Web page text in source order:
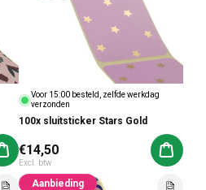
Aan winkelwagen toevoegen
Voor 15:00 besteld, zelfde werkdag
verzonden
100x sluitsticker Stars Gold
Normale prijs
€14,50
Excl. btw
Aan
Aanbieding